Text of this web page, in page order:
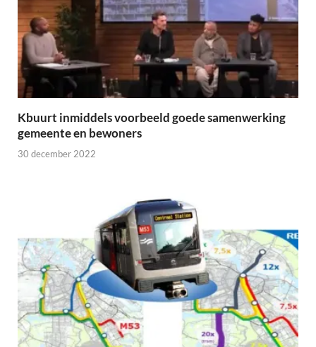
Kbuurt inmiddels voorbeeld goede samenwerking
gemeente en bewoners
30 december 2022